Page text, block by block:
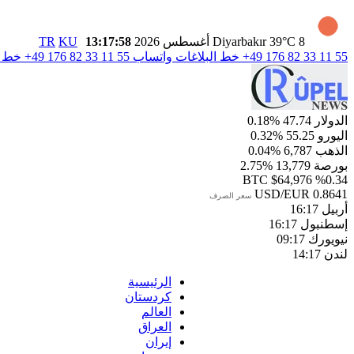
Diyarbakır 39°C 8 أغسطس 2026 13:17:59
TR KU
+49 176 82 33 11 55 خط البلاغات واتساب +49 176 82 33 11 55 خط
الدولار 47.74
%0.18
اليورو 55.25
%0.32
الذهب 6,787
%0.04
بورصة 13,779
%2.75
BTC $64,976 %0.34
USD/EUR 0.8641 سعر الصرف
أربيل 16:17
إسطنبول 16:17
نيويورك 09:17
لندن 14:17
الرئيسية
كردستان
العالم
العراق
إيران